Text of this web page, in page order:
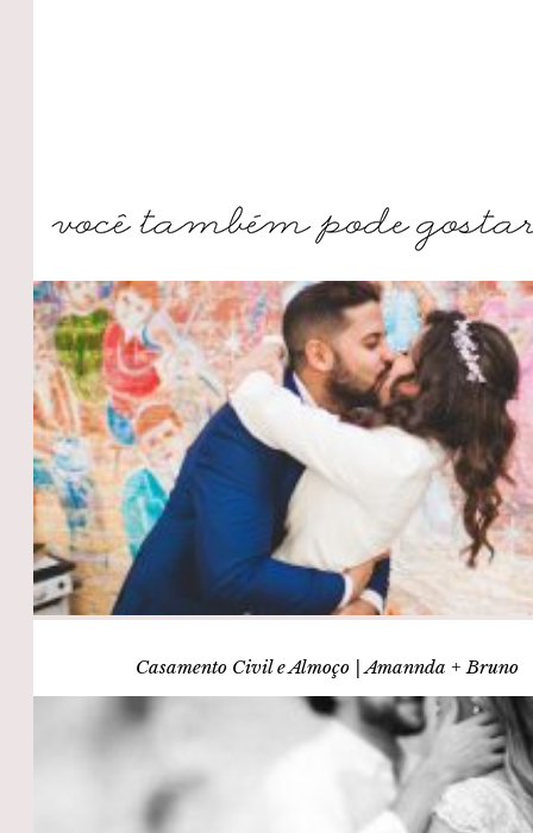
Casamento Civil e Almoço | Amannda + Bruno